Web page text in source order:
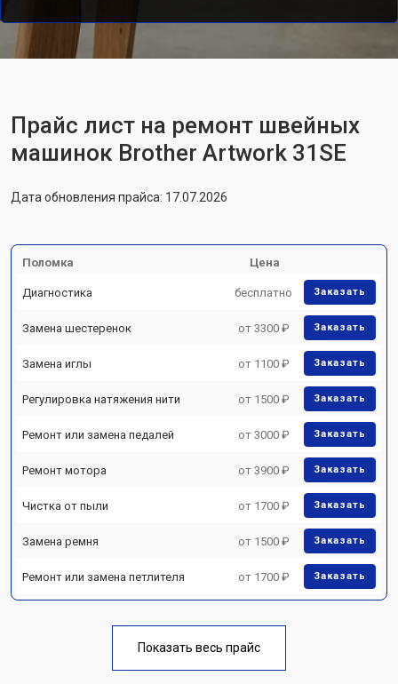
Прайс лист на ремонт швейных
машинок Brother Artwork 31SE
Дата обновления прайса: 17.07.2026
Поломка Цена
Диагностика бесплатно Заказать
Замена шестеренок от 3300 ₽ Заказать
Замена иглы от 1100 ₽ Заказать
Регулировка натяжения нити от 1500 ₽ Заказать
Ремонт или замена педалей от 3000 ₽ Заказать
Ремонт мотора от 3900 ₽ Заказать
Чистка от пыли от 1700 ₽ Заказать
Замена ремня от 1500 ₽ Заказать
Ремонт или замена петлителя от 1700 ₽ Заказать
Показать весь прайс